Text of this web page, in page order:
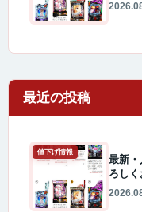
最近の投稿
値下げ情報
最新・
ろし